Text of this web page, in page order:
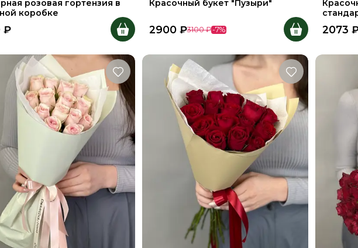
розовая гортензия в
коробке
₽
Красочный букет "Пузыри"
2900 ₽3100 ₽-7% 2073